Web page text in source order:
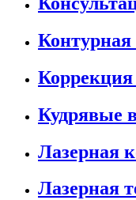
Контурная
Кудрявые
Лазерная
Лазерная